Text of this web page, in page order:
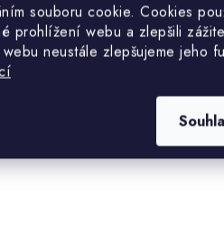
souboru cookie. Cookies
prohlížení webu a zlepšili
neustále zlepšujeme jeho